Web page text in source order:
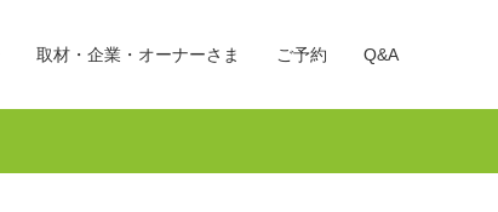
取材・企業・オーナーさま ご予約 Q&A